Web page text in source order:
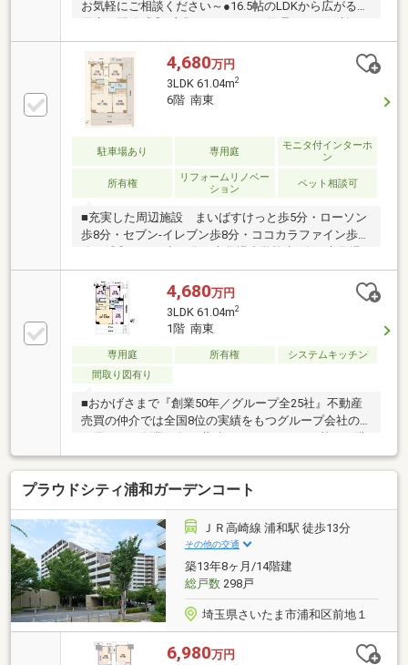
お気軽にご相談ください～●16.5帖のLDKから広がる専
WIC●ペット可（細則あり）ご見学希望の方は赤色『見
学予約』から。資料請求はオレンジ色『資料請求』を
クリック。直接のお問い合わせは03-6905-9710まで。
（スマートフォンの方は右下青色の電話ボタンをクリ
ック）■オンライン相談のご案内（※見学予約より受
付）ランチや仕事後の15分で完結！住宅ローン相談や
ライフプランシュミレーションについても全てオンラ
インでの対応が可能となっております。※LINEやメー
ル、お電話でのやり取りも可能です。
4,680万円
3LDK 61.04m2
6階 南東
駐車場あり 専用庭
モニタ付インターホ
ン
所有権
リフォームリノベー
ション
ペット相談可
■充実した周辺施設 まいばすけっと歩5分・ローソン
歩8分・セブン-イレブン歩8分・ココカラファイン歩12
中学校歩13分・保育園 ナチュラル浦和園歩7分■都心へ
のアクセスも楽々JR京浜東北線「浦和」駅徒歩13分、
JR埼京線「南浦和」駅徒歩14分、JR「東浦和」駅
バス21分「日の出通り」停歩9分徒歩で3路線利用可能
◎通勤通学に便利！飯田グループホールディングス唯
一の販売専門会社の社員が当物件をご案内させて頂き
ます♪資料請求・現地ご見学はお気軽にホームトレー
95-1388
4,680万円
3LDK 61.04m2
1階 南東
専用庭 所有権
システムキッチン
間取り図有り
■おかげさまで『創業50年／グループ全25社』不動産
売買の仲介では全国8位の実績をもつグループ会社の
入・ご売却・お買替え全てをサポート致します■東宝
ハウスNEXTアフターサポート専門のグループ会社。
ライフパートナー（FP資格）が住まいの問題点や暮ら
しの不安を解消します■東宝ハウスフィナンシャル不
動産仲介業初の住信SBIネット銀行支店。金利と保障
が更に充実したオリジナル提携住宅ローンをお届けし
ます■未来カレンダー東宝ハウス独自開発のライフシ
ミュレーションソフト。ローン完済までの家計収支を
視える化し、将来のリスクや不安を対策します
プラウドシティ浦和ガーデンコート
ＪＲ高崎線 浦和駅 徒歩13分
その他の交通
築13年8ヶ月/14階建
総戸数298戸
埼玉県さいたま市浦和区前地１
6,980万円